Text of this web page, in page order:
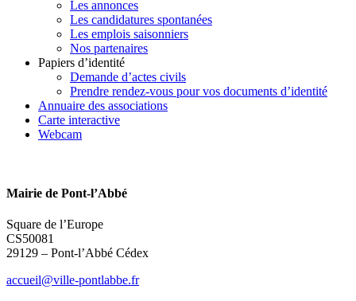
Les annonces
Les candidatures spontanées
Les emplois saisonniers
Nos partenaires
Papiers d’identité
Demande d’actes civils
Prendre rendez-vous pour vos documents d’identité
Annuaire des associations
Carte interactive
Webcam
Mairie de Pont-l’Abbé
Square de l’Europe
CS50081
29129 – Pont-l’Abbé Cédex
accueil@ville-pontlabbe.fr